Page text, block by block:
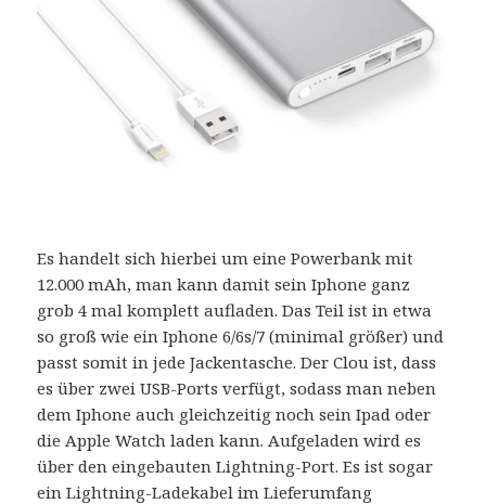
Es handelt sich hierbei um eine Powerbank mit
12.000 mAh, man kann damit sein Iphone ganz
grob 4 mal komplett aufladen. Das Teil ist in etwa
so groß wie ein Iphone 6/6s/7 (minimal größer) und
passt somit in jede Jackentasche. Der Clou ist, dass
es über zwei USB-Ports verfügt, sodass man neben
dem Iphone auch gleichzeitig noch sein Ipad oder
die Apple Watch laden kann. Aufgeladen wird es
über den eingebauten Lightning-Port. Es ist sogar
ein Lightning-Ladekabel im Lieferumfang